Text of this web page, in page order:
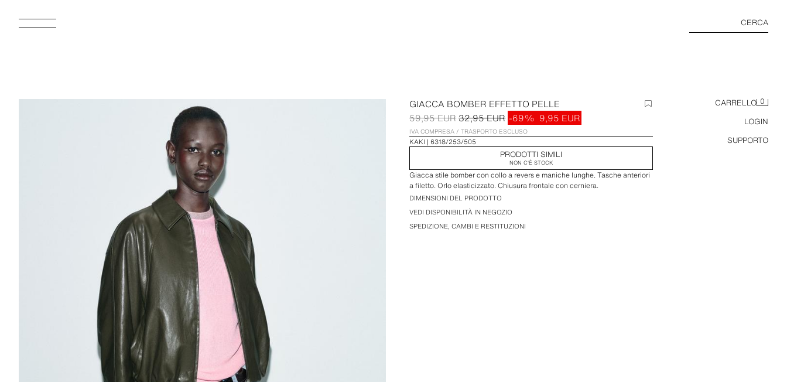
CERCA
CARRELLO 0
LOGIN
SUPPORTO
GIACCA BOMBER EFFETTO PELLE
59,95 EUR32,95 EUR -69% 9,95 EUR
IVA COMPRESA / TRASPORTO ESCLUSO
KAKI 6318/253/505
PRODOTTI SIMILI
NON C'È STOCK
Giacca stile bomber con collo a revers e maniche lunghe. Tasche anteriori
a filetto. Orlo elasticizzato. Chiusura frontale con cerniera.
DIMENSIONI DEL PRODOTTO
VEDI DISPONIBILITÀ IN NEGOZIO
SPEDIZIONE, CAMBI E RESTITUZIONI